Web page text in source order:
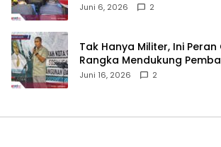
Juni 6, 2026 2
‎Tak Hanya Militer, Ini Peran
Rangka Mendukung
Juni 16, 2026 2